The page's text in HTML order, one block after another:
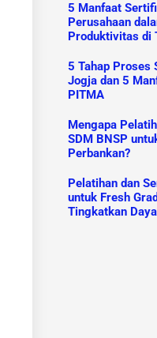
5 Manfaat
Perusahaan
Produktivitas di
5 Tahap Proses
Jogja dan 5
PITMA
Mengapa
SDM BNSP
Perbankan?
Pelatihan dan
untuk Fresh
Tingkatkan